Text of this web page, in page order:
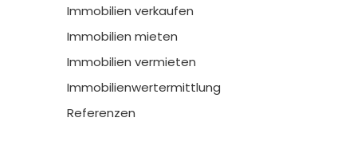
Immobilien verkaufen
Immobilien mieten
Immobilien vermieten
Immobilienwertermittlung
Referenzen